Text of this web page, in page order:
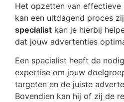
Het opzetten van effectieve
kan een uitdagend proces
specialist kan je hierbij
dat jouw advertenties
Een specialist heeft de
expertise om jouw
targeten en de juiste
Bovendien kan hij of zij de